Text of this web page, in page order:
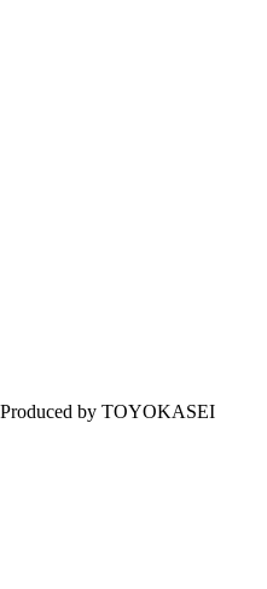
by TOYOKASEI